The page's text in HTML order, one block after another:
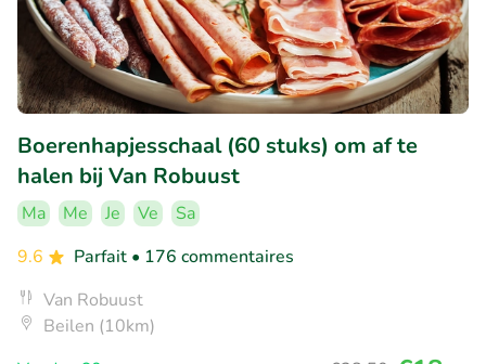
Boerenhapjesschaal (60 stuks) om af te
halen bij Van Robuust
Ma Me Je Ve
Sa
9.6
Parfait • 176 commentaires
Van Robuust
Beilen (10km)